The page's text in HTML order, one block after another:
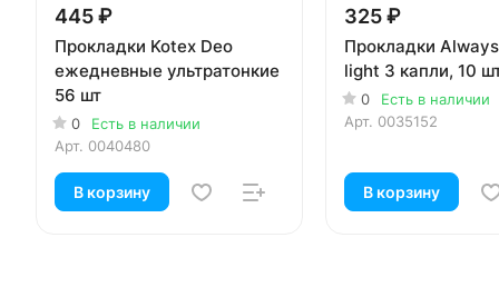
445 ₽
Прокладки Kotex Deo
ежедневные ультратонкие
56 шт
0
Есть в наличии
Арт. 0040480
В корзину
325 ₽
Прокладки
light 3 капли, 10
0
Есть в наличии
Арт. 0035152
В корзину